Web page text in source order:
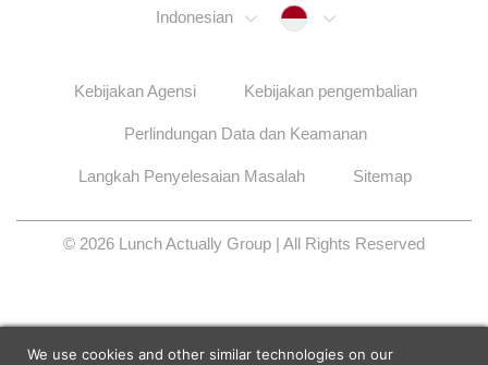
Indonesian Indonesia
Kebijakan Agensi Kebijakan pengembalian
Perlindungan Data dan Keamanan
Langkah Penyelesaian Masalah Sitemap
© 2026 Lunch Actually Group | All Rights Reserved
We use cookies and other similar technologies on our